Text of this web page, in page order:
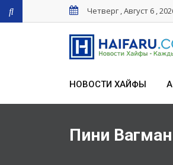
Четверг , Август 6 ,
НОВОСТИ ХАЙФЫ
Пини Вагман